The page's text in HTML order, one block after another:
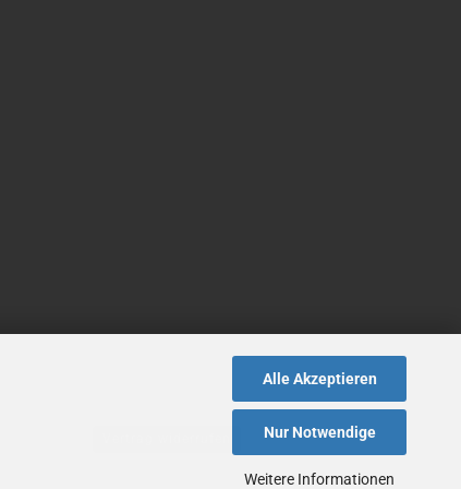
Alle Akzeptieren
Nur Notwendige
Weitere Informationen